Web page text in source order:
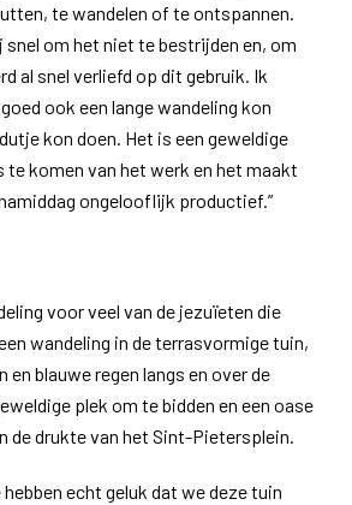
te wandelen of te ontspannen.
snel om het niet te bestrijden en, om
al snel verliefd op dit gebruik. Ik
ook een lange wandeling kon
kon doen. Het is een geweldige
te komen van het werk en het maakt
ongelooflijk productief.”
voor veel van de jezuïeten die
wandeling in de terrasvormige tuin,
en blauwe regen langs en over de
plek om te bidden en een oase
de drukte van het Sint-Pietersplein.
hebben echt geluk dat we deze tuin